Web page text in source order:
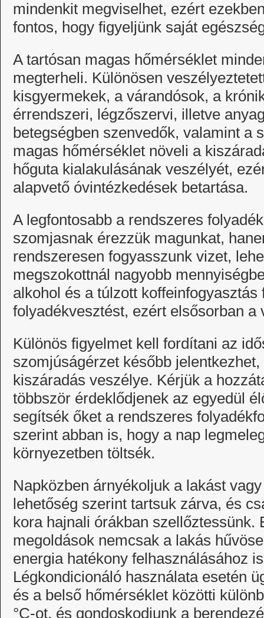
mindenkit megviselhet, ezért
fontos, hogy figyeljünk saját
A tartósan magas hőmérséklet
megterheli. Különösen
kisgyermekek, a várandósok, a
érrendszeri, légzőszervi, illetve
betegségben szenvedők, valamint a
magas hőmérséklet növeli a
hőguta kialakulásának veszélyét,
alapvető óvintézkedések betartása.
A legfontosabb a rendszeres
szomjasnak érezzük magunkat,
rendszeresen fogyasszunk vizet,
megszokottnál nagyobb
alkohol és a túlzott koffeinfogyasztás
folyadékvesztést, ezért elsősorban a
Különös figyelmet kell fordítani az
szomjúságérzet később
kiszáradás veszélye. Kérjük a
többször érdeklődjenek az egyedül
segítsék őket a rendszeres
szerint abban is, hogy a nap
környezetben töltsék.
Napközben árnyékoljuk a lakást
lehetőség szerint tartsuk zárva, és
kora hajnali órákban szellőztessünk.
megoldások nemcsak a lakás
energia hatékony felhasználásához
Légkondicionáló használata esetén
és a belső hőmérséklet közötti
°C-ot, és gondoskodjunk a